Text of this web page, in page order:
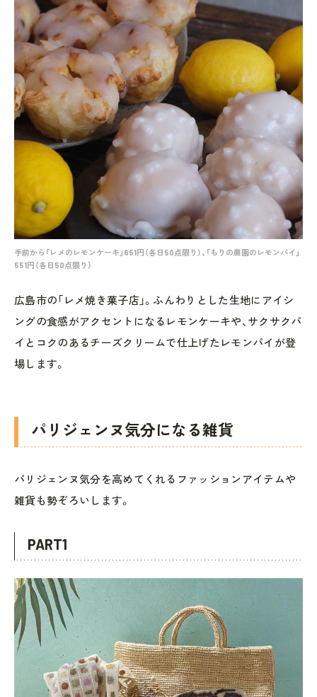
手前から「レメのレモンケーキ」651円（各日50点限り）、「もりの農園のレモンパイ」
551円（各日50点限り）
広島市の「レメ焼き菓子店」。ふんわりとした生地にアイシ
ングの食感がアクセントになるレモンケーキや、サクサクパ
イとコクのあるチーズクリームで仕上げたレモンパイが登
場します。
パリジェンヌ気分になる雑貨
パリジェンヌ気分を高めてくれるファッションアイテムや
雑貨も勢ぞろいします。
PART1